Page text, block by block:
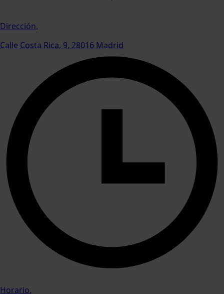
Dirección.
Calle Costa Rica, 9, 28016 Madrid
Horario.